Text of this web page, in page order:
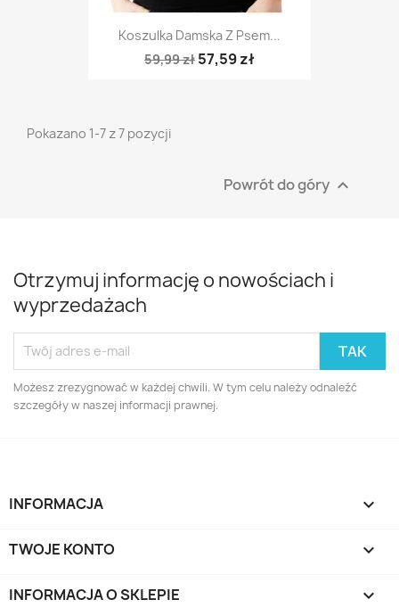
Koszulka Damska Z Psem...
59,99 zł 57,59 zł
Pokazano 1-7 z 7 pozycji
Powrót do góry 
Otrzymuj informację o nowościach i
wyprzedażach
Możesz zrezygnować w każdej chwili. W tym celu należy odnaleźć
szczegóły w naszej informacji prawnej.
INFORMACJA 
TWOJE KONTO 
INFORMACJA O SKLEPIE keyboard_arrow_down